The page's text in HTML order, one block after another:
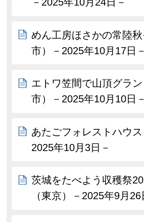
めん工房ほさかの常陸秋
市）－2025年10月17日－
エトワ笠間で山頂グラ
市）－2025年10月10日－
あたごフォレストハウ
2025年10月3日－
茨城をたべよう収穫祭
（東京）－2025年9月26